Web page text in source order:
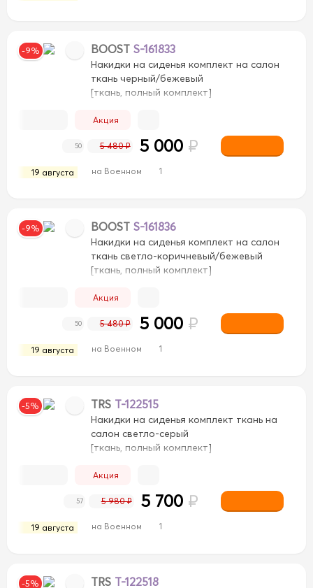
-9% BOOST S-161833
Накидки на сиденья комплект на салон
ткань черный/бежевый
[ткань, полный комплект]
Акция
19 августа на Военном 1
50 5 480 ₽ 5 000 ₽
-9% BOOST S-161836
Накидки на сиденья комплект на салон
ткань светло-коричневый/бежевый
[ткань, полный комплект]
Акция
19 августа на Военном 1
50 5 480 ₽ 5 000 ₽
-5% TRS T-122515
Накидки на сиденья комплект ткань на
салон светло-серый
[ткань, полный комплект]
Акция
19 августа на Военном 1
57 5 980 ₽ 5 700 ₽
-5% TRS T-122518